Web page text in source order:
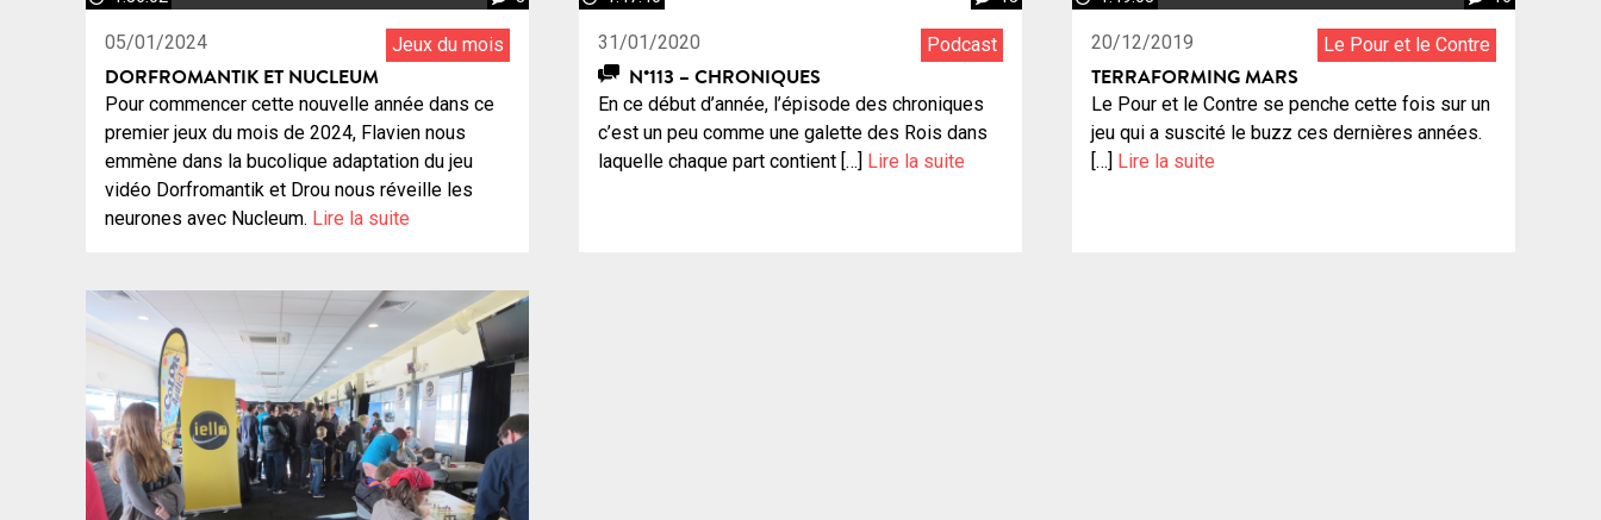
05/01/2024 Jeux du mois
DORFROMANTIK ET NUCLEUM
Pour commencer cette nouvelle année dans ce
premier jeux du mois de 2024, Flavien nous
emmène dans la bucolique adaptation du jeu
vidéo Dorfromantik et Drou nous réveille les
neurones avec Nucleum. Lire la suite
31/01/2020 Podcast
N°113 – CHRONIQUES
En ce début d’année, l’épisode des chroniques
c’est un peu comme une galette des Rois dans
laquelle chaque part contient […]
Lire la suite
20/12/2019 Le Pour et le Contre
TERRAFORMING MARS
Le Pour et le Contre se penche cette fois sur un
jeu qui a suscité le buzz ces dernières années.
[…]
Lire la suite